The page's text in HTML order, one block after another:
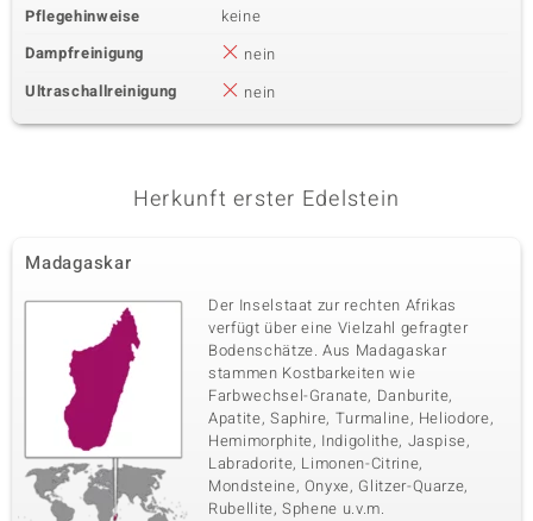
Pflegehinweise
keine
Dampfreinigung
nein
Ultraschallreinigung
nein
Herkunft erster Edelstein
Madagaskar
Der Inselstaat zur rechten Afrikas
verfügt über eine Vielzahl gefragter
Bodenschätze. Aus Madagaskar
stammen Kostbarkeiten wie
Farbwechsel-Granate, Danburite,
Apatite, Saphire, Turmaline, Heliodore,
Hemimorphite, Indigolithe, Jaspise,
Labradorite, Limonen-Citrine,
Mondsteine, Onyxe, Glitzer-Quarze,
Rubellite, Sphene u.v.m.